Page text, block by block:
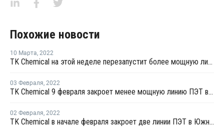
Похожие новости
10 Марта, 2022
TK Chemical на этой неделе перезапустит более мощную линию ПЭТ в Южной Корее после ремонта
03 Февраля, 2022
TK Chemical 9 февраля закроет менее мощную линию ПЭТ в Южной Корее на плановый ремонт
02 Февраля, 2022
TK Chemical в начале февраля закроет две линии ПЭТ в Южной Корее на плановый ремонт